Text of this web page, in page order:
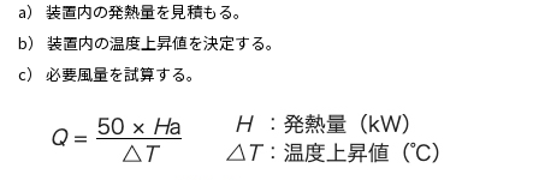
a） 装置内の発熱量を見積もる。
b） 装置内の温度上昇値を決定する。
c） 必要風量を試算する。